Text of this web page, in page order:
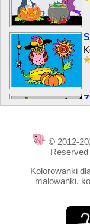
© 2012-
Reserved
Kolorowanki
malowanki,